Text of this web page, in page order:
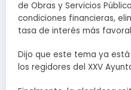
de Obras y Servicios
condiciones financieras,
tasa de interés más
Dijo que este tema ya
los regidores del XXV